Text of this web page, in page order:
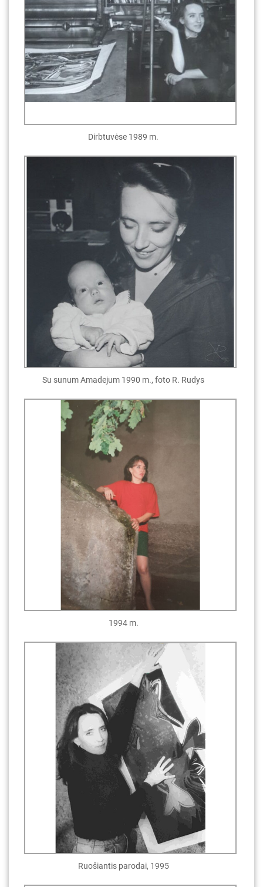
Dirbtuvėse 1989 m.
Su sunum Amadejum 1990 m., foto R. Rudys
1994 m.
Ruošiantis parodai, 1995